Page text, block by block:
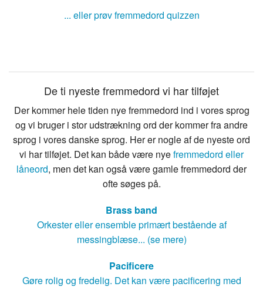
... eller prøv fremmedord quizzen
De ti nyeste fremmedord vi har tilføjet
Der kommer hele tiden nye fremmedord ind i vores sprog
og vi bruger i stor udstrækning ord der kommer fra andre
sprog i vores danske sprog. Her er nogle af de nyeste ord
vi har tilføjet. Det kan både være nyefremmedord eller
låneord, men det kan også være gamle fremmedord der
ofte søges på.
Brass band
Orkester eller ensemble primært bestående af
messingblæse... (se mere)
Pacificere
Gøre rolig og fredelig. Det kan være pacificering med